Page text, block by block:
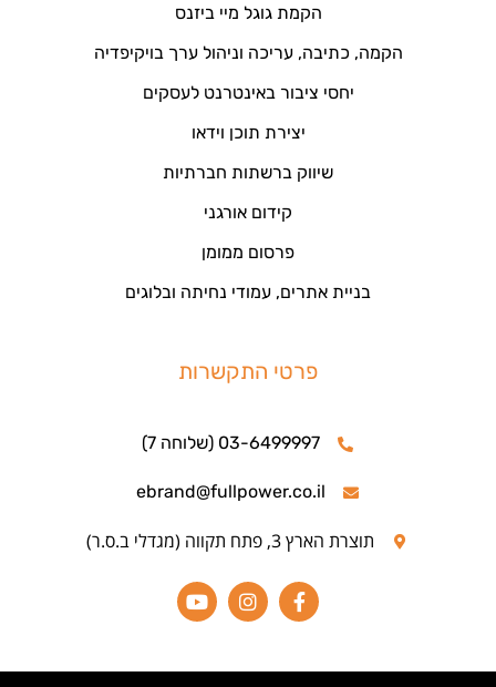
הקמת גוגל מיי ביזנס
הקמה, כתיבה, עריכה וניהול ערך בויקיפדיה
יחסי ציבור באינטרנט לעסקים
יצירת תוכן וידאו
שיווק ברשתות חברתיות
קידום אורגני
פרסום ממומן
בניית אתרים, עמודי נחיתה ובלוגים
פרטי התקשרות
03-6499997 (שלוחה 7)
ebrand@fullpower.co.il
תוצרת הארץ 3, פתח תקווה (מגדלי ב.ס.ר)